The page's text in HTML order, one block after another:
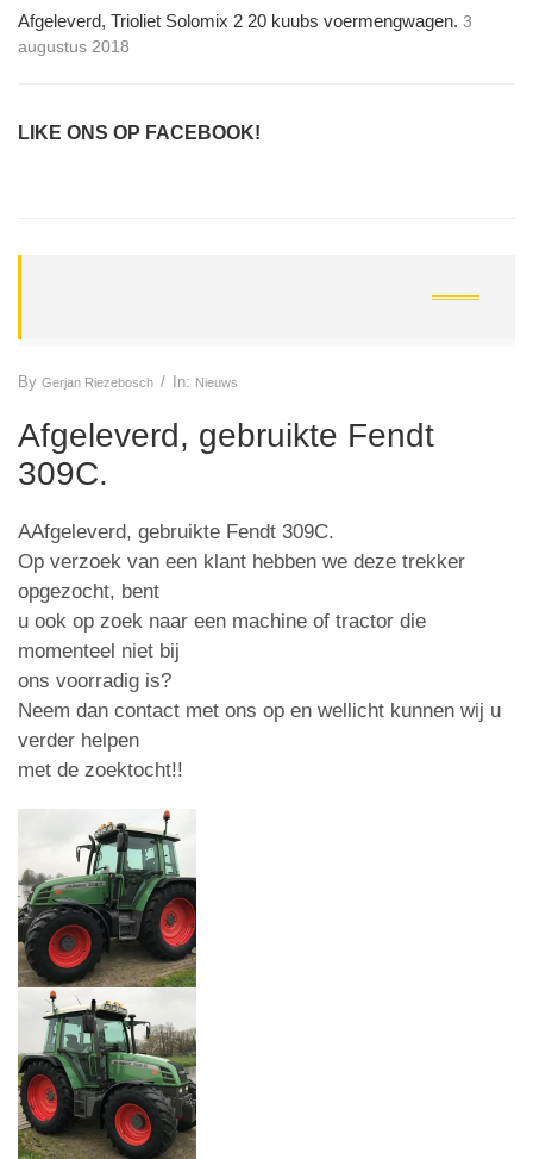
Afgeleverd, Trioliet Solomix 2 20 kuubs voermengwagen. 3
augustus 2018
LIKE ONS OP FACEBOOK!
By Gerjan Riezebosch / In: Nieuws
Afgeleverd, gebruikte Fendt
309C.
AAfgeleverd, gebruikte Fendt 309C.
Op verzoek van een klant hebben we deze trekker
opgezocht, bent
u ook op zoek naar een machine of tractor die
momenteel niet bij
ons voorradig is?
Neem dan contact met ons op en wellicht kunnen wij u
verder helpen
met de zoektocht!!